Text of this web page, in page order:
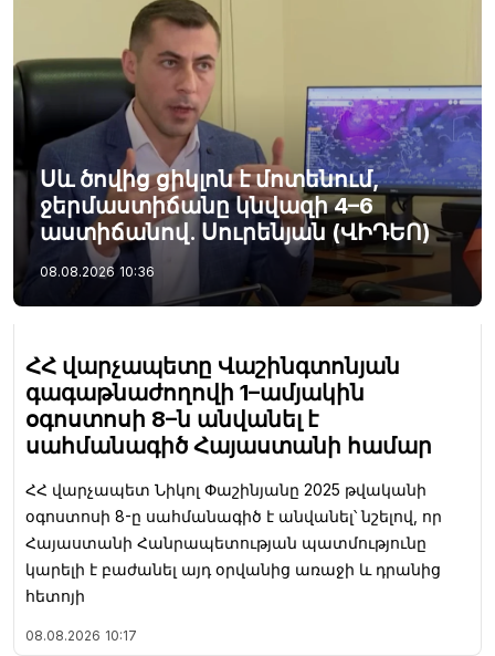
Սև ծովից ցիկլոն է մոտենում,
ջերմաստիճանը կնվազի 4–6
աստիճանով. Սուրենյան (ՎԻԴԵՈ)
08.08.2026 10:36
ՀՀ վարչապետը Վաշինգտոնյան
գագաթնաժողովի 1–ամյակին
օգոստոսի 8–ն անվանել է
սահմանագիծ Հայաստանի համար
ՀՀ վարչապետ Նիկոլ Փաշինյանը 2025 թվականի
օգոստոսի 8-ը սահմանագիծ է անվանել՝ նշելով, որ
Հայաստանի Հանրապետության պատմությունը
կարելի է բաժանել այդ օրվանից առաջի և դրանից
հետոյի
08.08.2026 10:17